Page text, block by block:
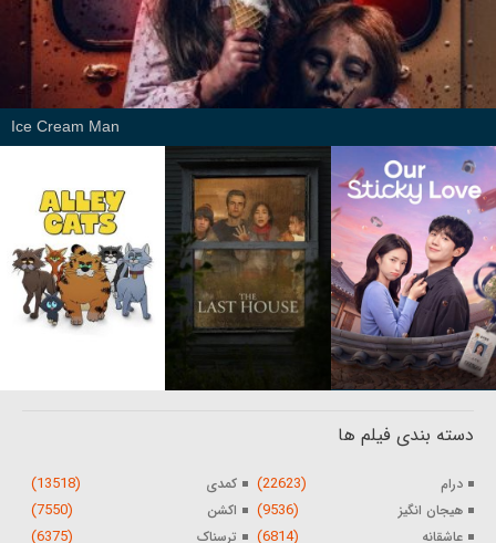
Ice Cream Man
دسته بندی فیلم ها
درام (22623) کمدی (13518)
هیجان انگیز (9536) اکشن (7550)
عاشقانه (6814) ترسناک (6375)